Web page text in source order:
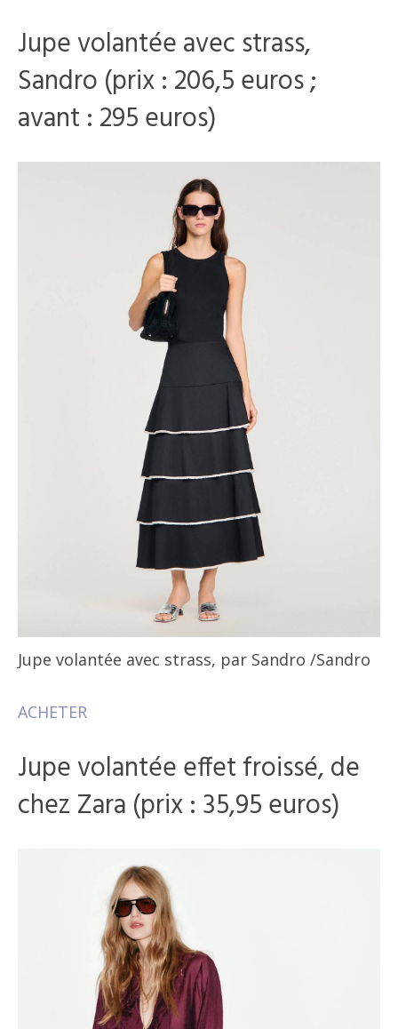
Jupe volantée avec strass,
Sandro (prix : 206,5 euros ;
avant : 295 euros)
Jupe volantée avec strass, par Sandro /Sandro
ACHETER
Jupe volantée effet froissé, de
chez Zara (prix : 35,95 euros)